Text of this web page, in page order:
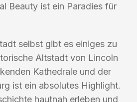
Beauty ist ein Paradies für
selbst gibt es einiges zu
Altstadt von Lincoln
Kathedrale und der
ist ein absolutes Highlight.
hautnah erleben und